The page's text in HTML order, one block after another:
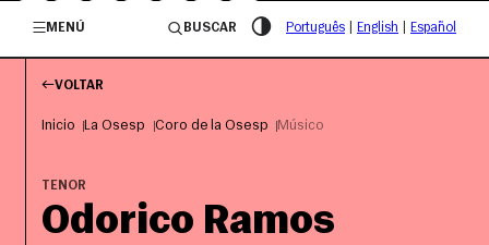
/governosp
MENÚ
BUSCAR Português English Español
VOLTAR
Inicio La Osesp Coro de la Osesp Músico
TENOR
Odorico Ramos